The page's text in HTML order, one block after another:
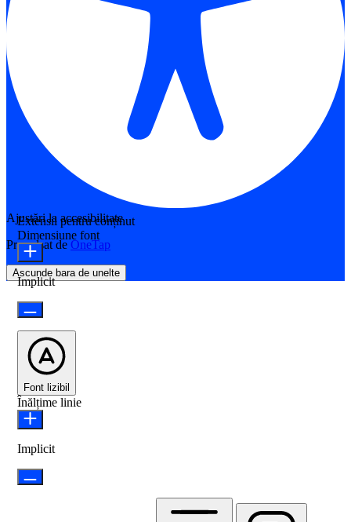
Ajustări la accesibilitate
Propulsat de OneTap
Ascunde bara de unelte
Extensii pentru conținut
Dimensiune font
Implicit
Font lizibil
Înălțime linie
Implicit